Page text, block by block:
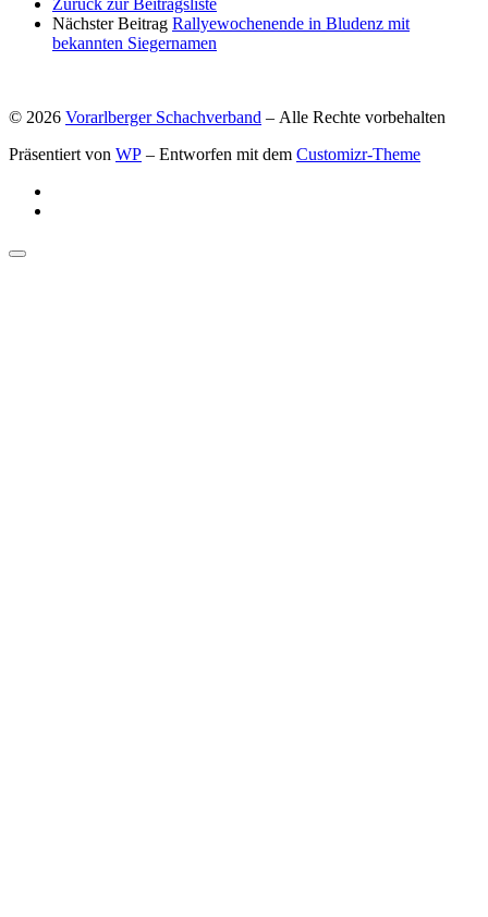
Zurück zur Beitragsliste
Nächster Beitrag Rallyewochenende in Bludenz mit
bekannten Siegernamen
© 2026 Vorarlberger Schachverband – Alle Rechte vorbehalten
Präsentiert von WP – Entworfen mit dem Customizr-Theme